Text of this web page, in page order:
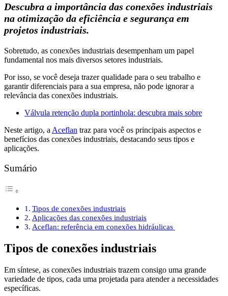
Descubra a importância das conexões industriais
na otimização da eficiência e segurança em
projetos industriais.
Sobretudo, as conexões industriais desempenham um papel
fundamental nos mais diversos setores industriais.
Por isso, se você deseja trazer qualidade para o seu trabalho e
garantir diferenciais para a sua empresa, não pode ignorar a
relevância das conexões industriais.
Válvula retenção dupla portinhola: descubra mais sobre
Neste artigo, a Aceflan traz para você os principais aspectos e
benefícios das conexões industriais, destacando seus tipos e
aplicações.
Sumário
Tipos de conexões industriais
Aplicações das conexões industriais
Aceflan: referência em conexões hidráulicas
Tipos de conexões industriais
Em síntese, as conexões industriais trazem consigo uma grande
variedade de tipos, cada uma projetada para atender a necessidades
específicas.